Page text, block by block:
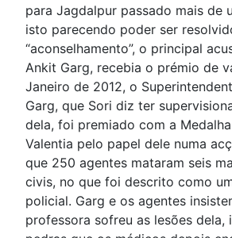
para Jagdalpur passado mais de
isto parecendo poder ser
“aconselhamento”, o principal
Ankit Garg, recebia o prémio de
Janeiro de 2012, o
Garg, que Sori diz ter
dela, foi premiado com a
Valentia pelo papel dele numa
que 250 agentes mataram seis
civis, no que foi descrito como
policial. Garg e os agentes
professora sofreu as lesões dela,